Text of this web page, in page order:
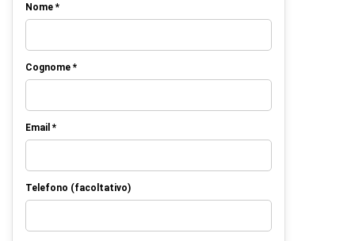
Nome *
Cognome *
Email *
Telefono (facoltativo)